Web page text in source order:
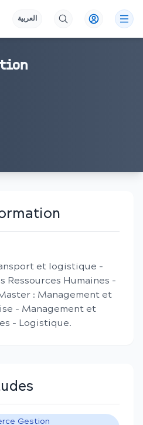
العربية
et logistique -
Ressources Humaines -
: Management et
- Management et
- Logistique.
Gestion